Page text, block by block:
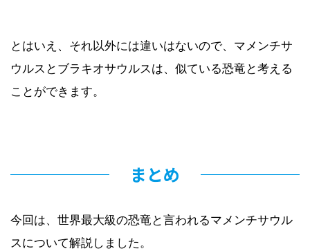
とはいえ、それ以外には違いはないので、マメンチサ
ウルスとブラキオサウルスは、似ている恐竜と考える
ことができます。
まとめ
今回は、世界最大級の恐竜と言われるマメンチサウル
スについて解説しました。